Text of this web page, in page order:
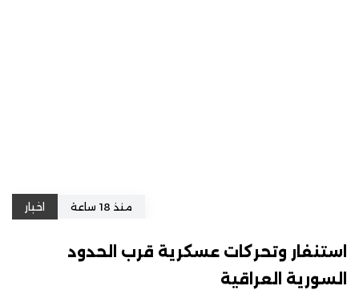
منذ 18 ساعة اخبار
استنفار وتحركات عسكرية قرب الحدود
السورية العراقية